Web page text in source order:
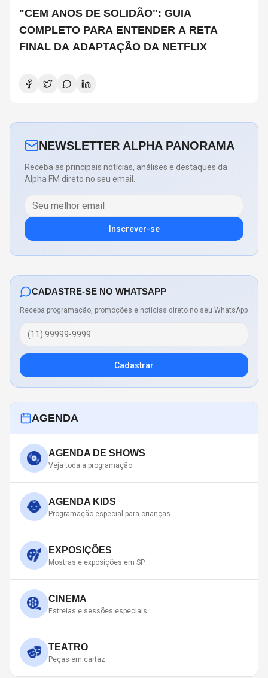
"CEM ANOS DE SOLIDÃO": GUIA
COMPLETO PARA ENTENDER A RETA
FINAL DA ADAPTAÇÃO DA NETFLIX
NEWSLETTER ALPHA PANORAMA
Receba as principais notícias, análises e destaques da
Alpha FM direto no seu email.
Inscrever-se
CADASTRE-SE NO WHATSAPP
Receba programação, promoções e notícias direto no seu WhatsApp
Cadastrar
AGENDA
AGENDA DE SHOWS
Veja toda a programação
AGENDA KIDS
Programação especial para crianças
EXPOSIÇÕES
Mostras e exposições em SP
CINEMA
Estreias e sessões especiais
TEATRO
Peças em cartaz